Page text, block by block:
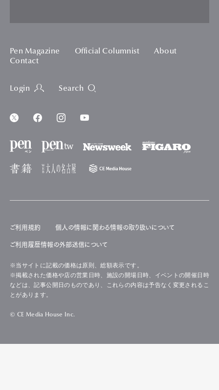
Pen Magazine Official Columnist
About
Contact
Login Search
ご利用規約 個人の情報に関わる情報の取り扱いについて
ご利用履歴情報の外部送信について
※当サイトに記載の価格は原則、総額表示です。
※掲載された価格や店の営業日時、施設の開場日時、イベントの開催日時
などは、記事公開日のものであり、これらの内容は予告なく変更されるこ
とがあります。
© CE Media House Inc.